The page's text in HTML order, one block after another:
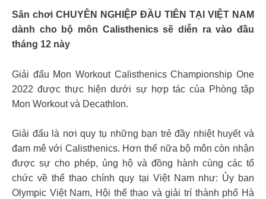
Sân chơi CHUYÊN NGHIỆP ĐẦU TIÊN TẠI VIỆT NAM
dành cho bộ môn Calisthenics sẽ diễn ra vào đầu
tháng 12 này
Giải đấu Mon Workout Calisthenics Championship One
2022 được thực hiện dưới sự hợp tác của Phòng tập
Mon Workout và Decathlon.
Giải đấu là nơi quy tụ những bạn trẻ đầy nhiệt huyết và
đam mê với Calisthenics. Hơn thế nữa bộ môn còn nhận
được sự cho phép, ủng hộ và đồng hành cùng các tổ
chức về thể thao chính quy tại Việt Nam như: Ủy ban
Olympic Việt Nam, Hội thể thao và giải trí thành phố Hà